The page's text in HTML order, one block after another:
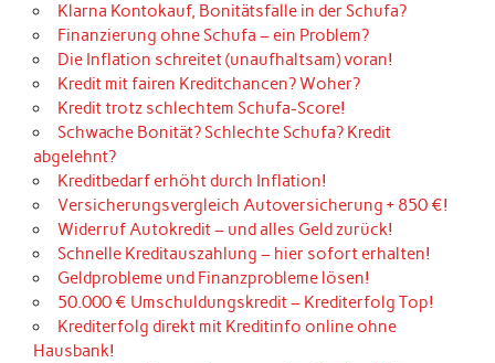
Klarna Kontokauf, Bonitätsfalle in der Schufa?
Finanzierung ohne Schufa – ein Problem?
Die Inflation schreitet (unaufhaltsam) voran!
Kredit mit fairen Kreditchancen? Woher?
Kredit trotz schlechtem Schufa-Score!
Schwache Bonität? Schlechte Schufa? Kredit
abgelehnt?
Kreditbedarf erhöht durch Inflation!
Versicherungsvergleich Autoversicherung + 850 €!
Widerruf Autokredit – und alles Geld zurück!
Schnelle Kreditauszahlung – hier sofort erhalten!
Geldprobleme und Finanzprobleme lösen!
50.000 € Umschuldungskredit – Krediterfolg Top!
Krediterfolg direkt mit Kreditinfo online ohne
Hausbank!